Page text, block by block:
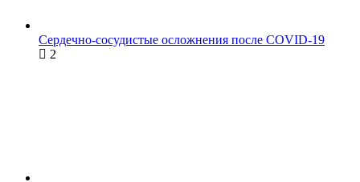
Сердечно-сосудистые осложнения после COVID-19
2